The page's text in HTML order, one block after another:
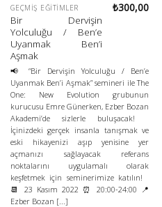
GEÇMIŞ EĞITIMLER
Bir Dervişin
Yolculuğu / Ben’e
Uyanmak Ben’i
Aşmak
₺300,00
📢 “Bir Dervişin Yolculuğu / Ben’e
Uyanmak Ben’i Aşmak” semineri ile The
One: New Evolution grubunun
kurucusu Emre Günerken, Ezber Bozan
Akademi’de sizlerle buluşacak!
İçinizdeki gerçek insanla tanışmak ve
eski hikayenizi aşıp yenisine yer
açmanızı sağlayacak referans
noktalarını uygulamalı olarak
keşfetmek için seminerimize katılın!
📆 23 Kasım 2022 ⏰ 20:00-24:00 📍
Ezber Bozan [...]